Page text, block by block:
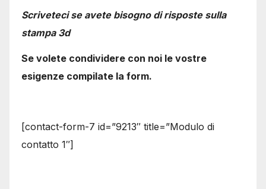
Scriveteci se avete bisogno di risposte sulla
stampa 3d
Se volete condividere con noi le vostre
esigenze compilate la form.
[contact-form-7 id=”9213″ title=”Modulo di
contatto 1″]